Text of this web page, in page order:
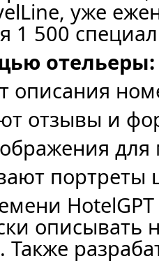
уже
1 500
описания
отзывы и
портреты
описывать